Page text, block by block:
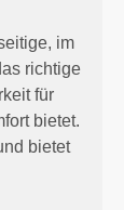
im
richtige
für
bietet.
bietet